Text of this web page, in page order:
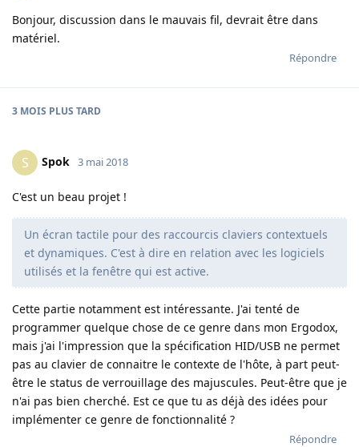
Bonjour, discussion dans le mauvais fil, devrait être dans
matériel.
Répondre
3 MOIS PLUS TARD
S Spok 3 mai 2018
C'est un beau projet !
Un écran tactile pour des raccourcis claviers contextuels
et dynamiques. C'est à dire en relation avec les logiciels
utilisés et la fenêtre qui est active.
Cette partie notamment est intéressante. J'ai tenté de
programmer quelque chose de ce genre dans mon Ergodox,
mais j'ai l'impression que la spécification HID/USB ne permet
pas au clavier de connaitre le contexte de l'hôte, à part peut-
être le status de verrouillage des majuscules. Peut-être que je
n'ai pas bien cherché. Est ce que tu as déjà des idées pour
implémenter ce genre de fonctionnalité ?
Répondre